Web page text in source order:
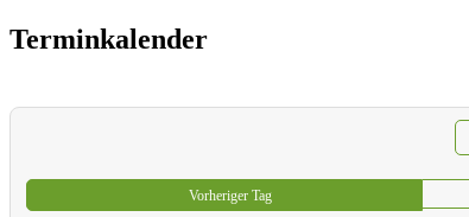
Terminkalender
Vorheriger Tag